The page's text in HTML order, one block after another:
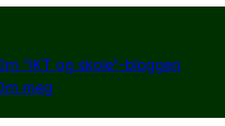
“IKT og skole”-bloggen
meg